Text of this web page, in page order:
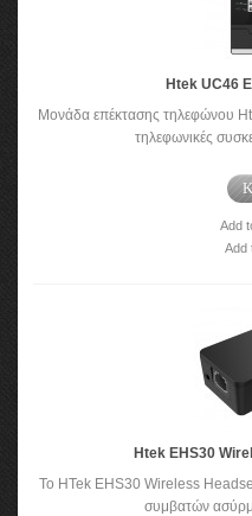
Htek UC46
Μονάδα επέκτασης τηλεφώνου
τηλεφωνικές
Add
Add
Htek EHS30
Το HTek EHS30 Wireless Headset
συμβατών